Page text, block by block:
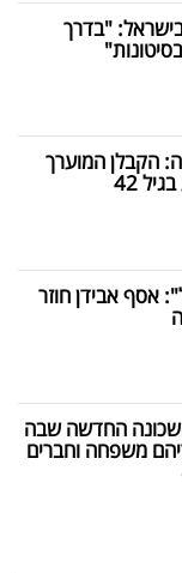
"בדרך
הקבלן המוערך
42
אסף אבידן חוזר
החדשה שבה
משפחה וחברים